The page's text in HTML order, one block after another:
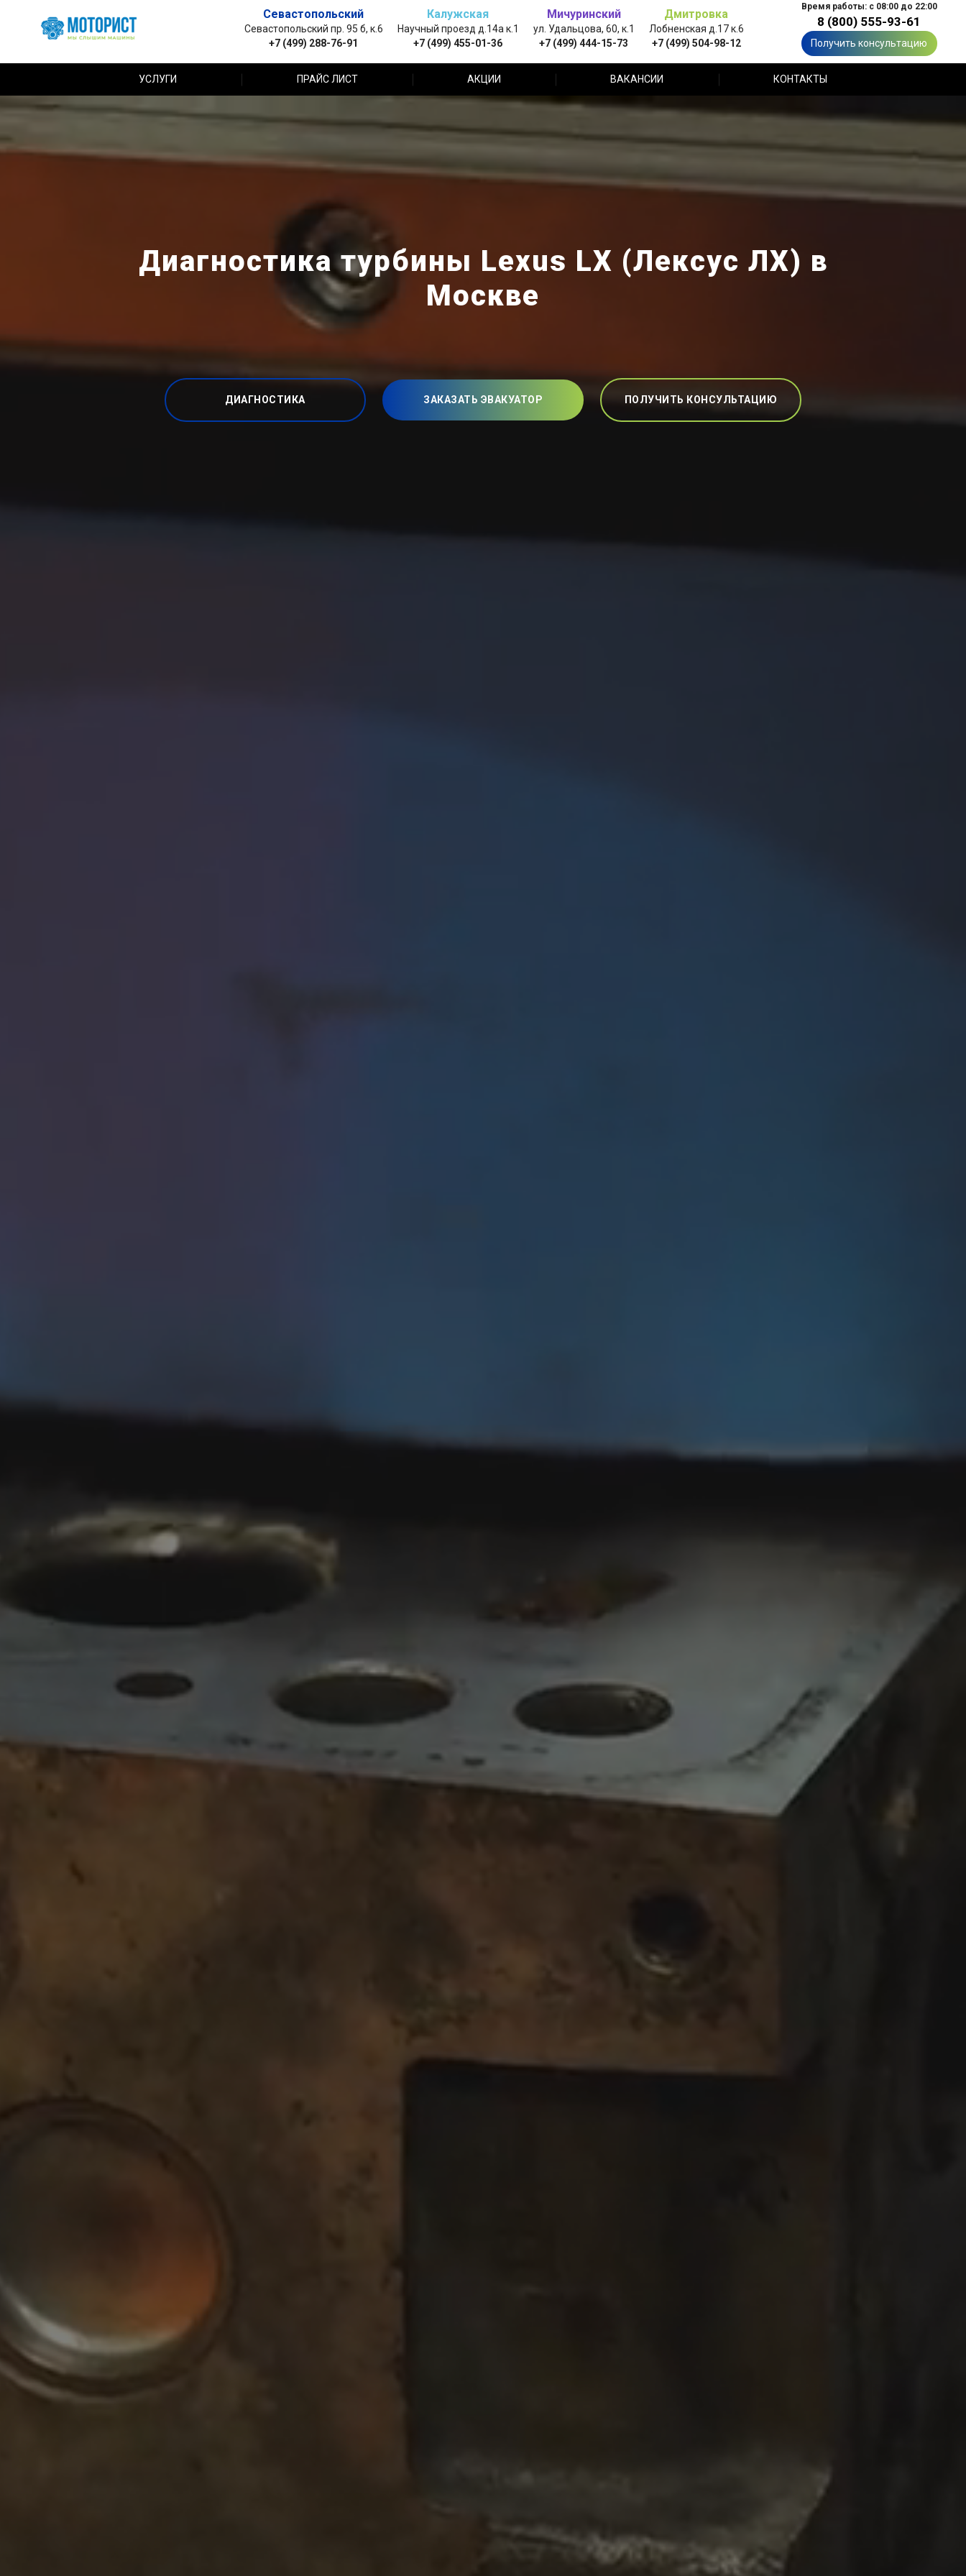
Севастопольский
Севастопольский пр. 95 б, к.6
+7 (499) 288-76-91
Калужская
Научный проезд д.14а к.1
+7 (499) 455-01-36
Мичуринский
ул. Удальцова, 60, к.1
+7 (499) 444-15-73
Дмитровка
Лобненская д.17 к.6
+7 (499) 504-98-12
Время работы: с 08:00 до 22:00
8 (800) 555-93-61
Получить консультацию
УСЛУГИ ПРАЙС ЛИСТ АКЦИИ ВАКАНСИИ КОНТАКТЫ
Диагностика турбины Lexus LX (Лексус ЛХ) в
Москве
ДИАГНОСТИКА ЗАКАЗАТЬ ЭВАКУАТОР ПОЛУЧИТЬ КОНСУЛЬТАЦИЮ